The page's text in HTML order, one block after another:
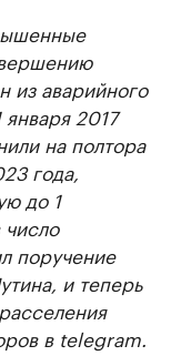
из аварийного
2017
на полтора
года,
до 1
поручение
и теперь
в telegram.